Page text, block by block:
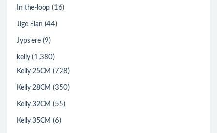
In the-loop (16)
Jige Elan (44)
Jypsiere (9)
kelly (1,380)
Kelly 25CM (728)
Kelly 28CM (350)
Kelly 32CM (55)
Kelly 35CM (6)